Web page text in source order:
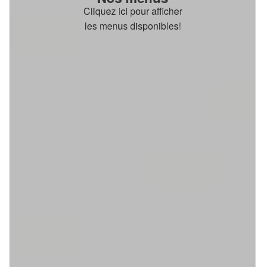
Cliquez ici pour afficher
les menus disponibles!